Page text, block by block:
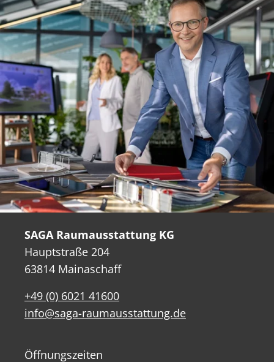
SAGA Raumausstattung KG
Hauptstraße 204
63814 Mainaschaff
+49 (0) 6021 41600
info@saga-raumausstattung.de
Öffnungszeiten